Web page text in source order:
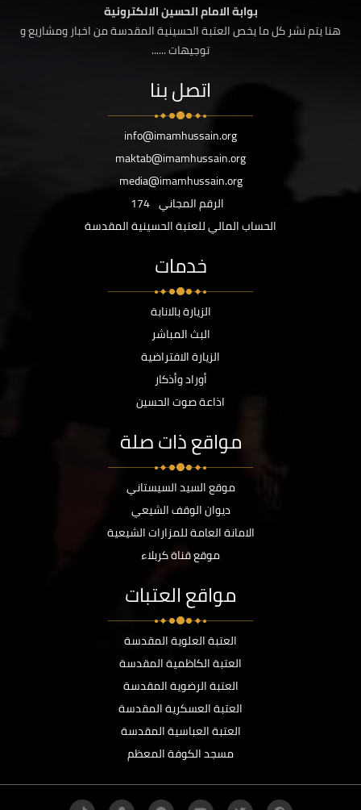
بوابة الامام الحسين الالكترونية
هنا يتم نشر كل ما يخص العتبة الحسينية المقدسة من اخبار ومشاريع و
توجيهات ......
اتصل بنا
info@imamhussain.org
maktab@imamhussain.org
media@imamhussain.org
الرقم المجاني 174
الحساب المالي للعتبة الحسينية المقدسة
خدمات
الزيارة بالانابة
البث المباشر
الزيارة الافتراضية
أوراد وأذكار
اذاعة صوت الحسين
مواقع ذات صلة
موقع السيد السيستاني
ديوان الوقف الشيعي
الامانة العامة للمزارات الشيعية
موقع قناة كربلاء
مواقع العتبات
العتبة العلوية المقدسة
العتبة الكاظمية المقدسة
العتبة الرضوية المقدسة
العتبة العسكرية المقدسة
العتبة العباسية المقدسة
مسجد الكوفة المعظم